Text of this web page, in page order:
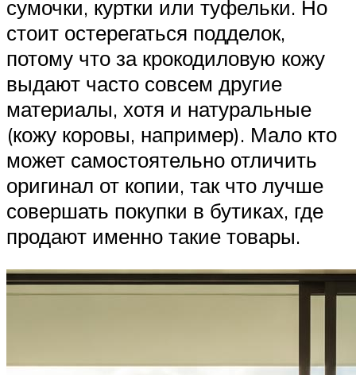
сумочки, куртки или туфельки. Но
стоит остерегаться подделок,
потому что за крокодиловую кожу
выдают часто совсем другие
материалы, хотя и натуральные
(кожу коровы, например). Мало кто
может самостоятельно отличить
оригинал от копии, так что лучше
совершать покупки в бутиках, где
продают именно такие товары.